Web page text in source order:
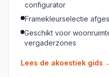
configurator
Framekleurselectie
Geschikt voor
vergaderzones
Lees de akoestiek gids